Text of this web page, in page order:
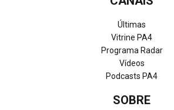
Últimas
Vitrine PA4
Programa Radar
Vídeos
Podcasts PA4
SOBRE